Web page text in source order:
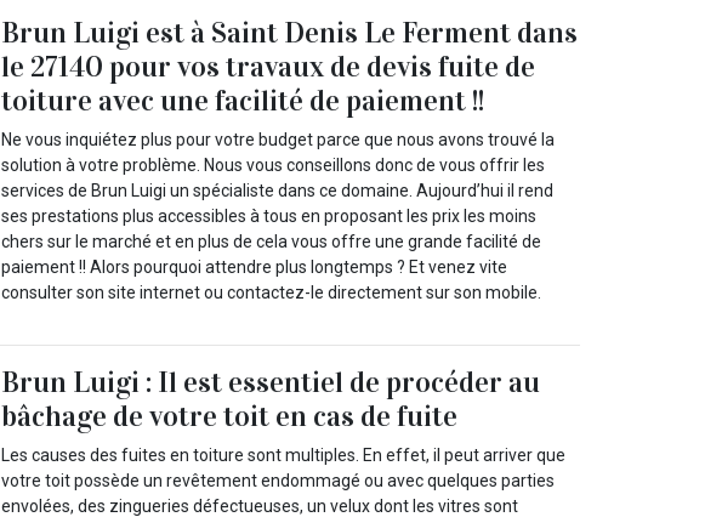
Brun Luigi est à Saint Denis Le Ferment dans
le 27140 pour vos travaux de devis fuite de
toiture avec une facilité de paiement !!
Ne vous inquiétez plus pour votre budget parce que nous avons trouvé la
solution à votre problème. Nous vous conseillons donc de vous offrir les
services de Brun Luigi un spécialiste dans ce domaine. Aujourd’hui il rend
ses prestations plus accessibles à tous en proposant les prix les moins
chers sur le marché et en plus de cela vous offre une grande facilité de
paiement !! Alors pourquoi attendre plus longtemps ? Et venez vite
consulter son site internet ou contactez-le directement sur son mobile.
Brun Luigi : Il est essentiel de procéder au
bâchage de votre toit en cas de fuite
Les causes des fuites en toiture sont multiples. En effet, il peut arriver que
votre toit possède un revêtement endommagé ou avec quelques parties
envolées, des zingueries défectueuses, un velux dont les vitres sont